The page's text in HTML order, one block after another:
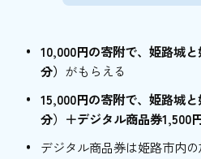
姫路市立美術館
姫路市立動物園
姫路お城まつりに参加
よう！
10,000円の寄附で、姫路城
分） がもらえる
15,000円の寄附で、姫路城
分）＋デジタル商品券1,500
デジタル商品券は姫路市内